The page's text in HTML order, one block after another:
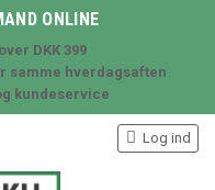
ONLINE
DKK 399
samme hverdagsaften
kundeservice
 Log ind